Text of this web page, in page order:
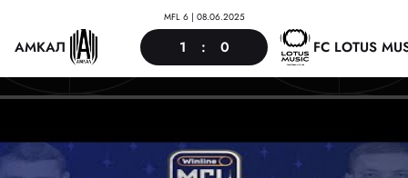
MFL 6 | 08.06.2025
АМКАЛ 1 : 0 FC LOTUS